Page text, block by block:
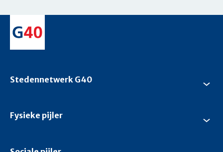
Stedennetwerk G40
Fysieke pijler